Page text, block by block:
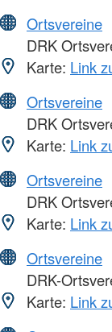
Ortsvereine
DRK
Karte: Link
Ortsvereine
DRK
Karte: Link
Ortsvereine
DRK
Karte: Link
Ortsvereine
DRK-
Karte: Link